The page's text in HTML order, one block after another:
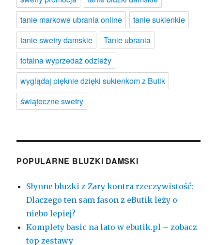
tanie markowe ubrania online
tanie sukienkie
tanie swetry damskie
Tanie ubrania
totalna wyprzedaż odzieży
wyglądaj pięknie dzięki sukienkom z Butik
świąteczne swetry
POPULARNE BLUZKI DAMSKI
Słynne bluzki z Zary kontra rzeczywistość:
Dlaczego ten sam fason z eButik leży o
niebo lepiej?
Komplety basic na lato w ebutik.pl – zobacz
top zestawy